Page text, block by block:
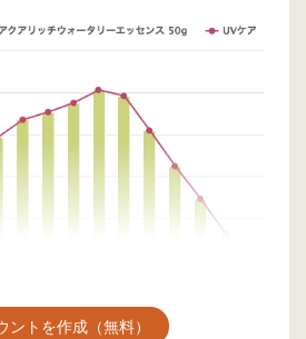
ントを作成（無料）